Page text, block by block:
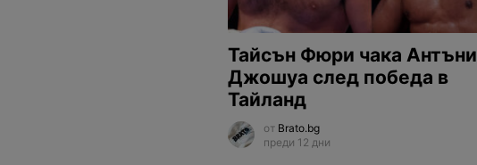
Тайсън Фюри чака Антъни
Джошуа след победа в
Тайланд
от Brato.bg
преди 12 дни